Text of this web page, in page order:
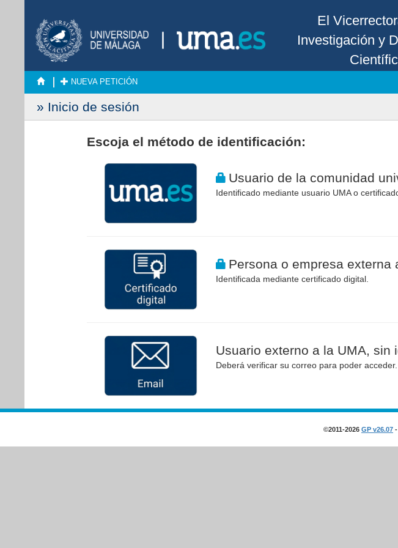
El
Investigación y
NUEVA PETICIÓN
» Inicio de sesión
Escoja el método de identificación:
Usuario de la comunidad
Identificado mediante usuario UMA o
Persona o empresa externa
Identificada mediante certificado digital.
Usuario externo a la UMA, sin
Deberá verificar su correo para poder acceder.
©2011-2026 GP v26.07 -